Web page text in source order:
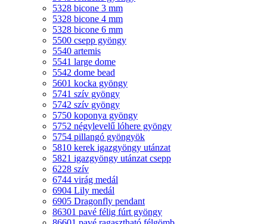
5328 bicone 3 mm
5328 bicone 4 mm
5328 bicone 6 mm
5500 csepp gyöngy
5540 artemis
5541 large dome
5542 dome bead
5601 kocka gyöngy
5741 szív gyöngy
5742 szív gyöngy
5750 koponya gyöngy
5752 négylevelű lóhere gyöngy
5754 pillangó gyöngyök
5810 kerek igazgyöngy utánzat
5821 igazgyöngy utánzat csepp
6228 szív
6744 virág medál
6904 Lily medál
6905 Dragonfly pendant
86301 pavé félig fúrt gyöngy